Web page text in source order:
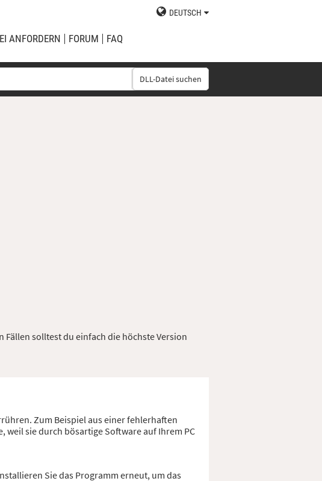
DEUTSCH
ANFORDERN FORUM FAQ
DLL-Datei suchen
Fällen solltest du einfach die höchste Version
Zum Beispiel aus einer fehlerhaften
sie durch bösartige Software auf Ihrem PC
Sie das Programm erneut, um das